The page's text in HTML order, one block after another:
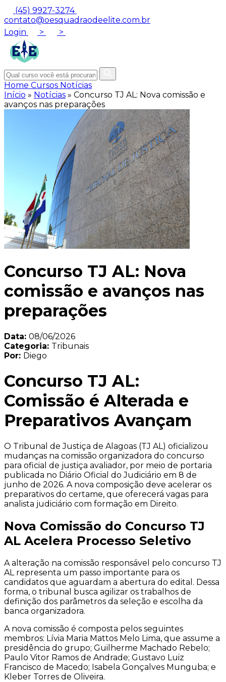
(45) 9927-3274
contato@oesquadraodeelite.com.br
Login
> >
Home Cursos Notícias
Início » Notícias » Concurso TJ AL: Nova comissão e
avanços nas preparações
Concurso TJ AL: Nova
comissão e avanços nas
preparações
Data: 08/06/2026
Categoria: Tribunais
Por: Diego
Concurso TJ AL:
Comissão é Alterada e
Preparativos Avançam
O Tribunal de Justiça de Alagoas (TJ AL) oficializou
mudanças na comissão organizadora do concurso
para oficial de justiça avaliador, por meio de portaria
publicada no Diário Oficial do Judiciário em 8 de
junho de 2026. A nova composição deve acelerar os
preparativos do certame, que oferecerá vagas para
analista judiciário com formação em Direito.
Nova Comissão do Concurso TJ
AL Acelera Processo Seletivo
A alteração na comissão responsável pelo concurso TJ
AL representa um passo importante para os
candidatos que aguardam a abertura do edital. Dessa
forma, o tribunal busca agilizar os trabalhos de
definição dos parâmetros da seleção e escolha da
banca organizadora.
A nova comissão é composta pelos seguintes
membros: Lívia Maria Mattos Melo Lima, que assume a
presidência do grupo; Guilherme Machado Rebelo;
Paulo Vitor Ramos de Andrade; Gustavo Luiz
Francisco de Macedo; Isabela Gonçalves Munguba; e
Kleber Torres de Oliveira.